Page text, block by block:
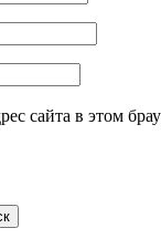
сайта в этом